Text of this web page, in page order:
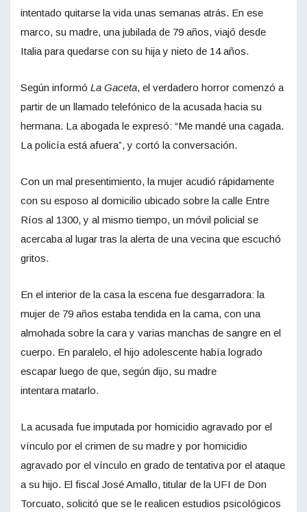
intentado quitarse la vida unas semanas atrás. En ese
marco, su madre, una jubilada de 79 años, viajó desde
Italia para quedarse con su hija y nieto de 14 años.
Según informó La Gaceta, el verdadero horror comenzó a
partir de un llamado telefónico de la acusada hacia su
hermana. La abogada le expresó: “Me mandé una cagada.
La policía está afuera”, y cortó la conversación.
Con un mal presentimiento, la mujer acudió rápidamente
con su esposo al domicilio ubicado sobre la calle Entre
Ríos al 1300, y al mismo tiempo, un móvil policial se
acercaba al lugar tras la alerta de una vecina que escuchó
gritos.
En el interior de la casa la escena fue desgarradora: la
mujer de 79 años estaba tendida en la cama, con una
almohada sobre la cara y varias manchas de sangre en el
cuerpo. En paralelo, el hijo adolescente había logrado
escapar luego de que, según dijo, su madre
intentara matarlo.
La acusada fue imputada por homicidio agravado por el
vínculo por el crimen de su madre y por homicidio
agravado por el vínculo en grado de tentativa por el ataque
a su hijo. El fiscal José Amallo, titular de la UFI de Don
Torcuato, solicitó que se le realicen estudios psicológicos